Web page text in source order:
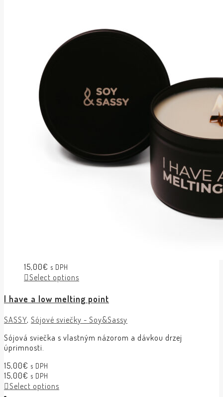
15,00€ s DPH
Select options
I have a low melting point
SASSY, Sójové sviečky - Soy&Sassy
Sójová sviečka s vlastným názorom a dávkou drzej
úprimnosti.
15,00€ s DPH
15,00€ s DPH
Select options